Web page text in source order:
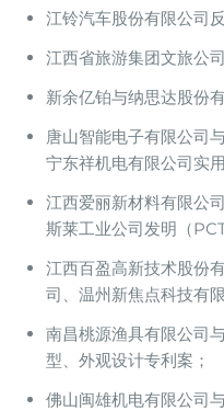
江铃汽车股份有限公司
江西省旅游集团文旅公
新余亿铂与纳思达股份
唐山智能电子有限公司
宁东祥机电有限公司实
江西爱丽新材料有限公
斯莱工业公司发明（
江西百盈高新技术股份
司、温州新焦点科技有
南昌桃源渔具有限公司
型、外观设计专利案；
佛山闽雄机电有限公司